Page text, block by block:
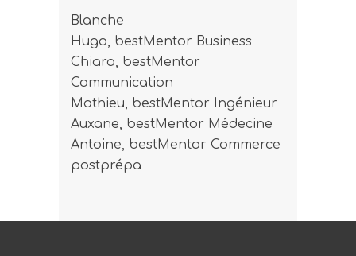
Blanche
Hugo, bestMentor Business
Chiara, bestMentor
Communication
Mathieu, bestMentor Ingénieur
Auxane, bestMentor Médecine
Antoine, bestMentor Commerce
postprépa